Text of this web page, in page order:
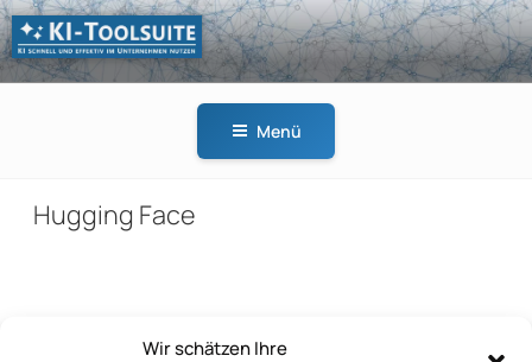
Wir schätzen Ihre
Zum
Inhalt
springen
KI-
Menü
Hugging Face
Beitragsnavigation